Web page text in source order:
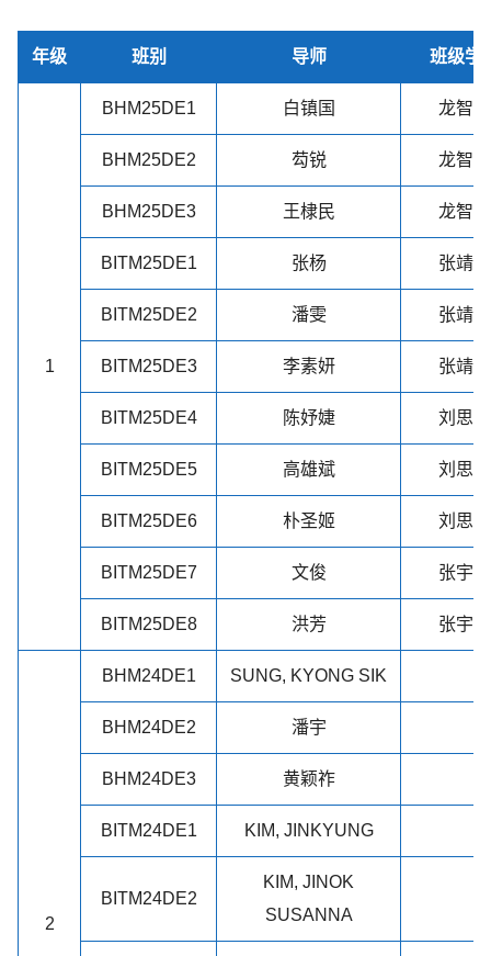
年级 班别 导师 班级学
1
BHM25DE1 白镇国 龙智骞
BHM25DE2 芶锐 龙智骞
BHM25DE3 王棣民 龙智骞
BITM25DE1 张杨 张靖松
BITM25DE2 潘雯 张靖松
BITM25DE3 李素妍 张靖松
BITM25DE4 陈妤婕 刘思凡
BITM25DE5 高雄斌 刘思凡
BITM25DE6 朴圣姬 刘思凡
BITM25DE7 文俊 张宇晴
BITM25DE8 洪芳 张宇晴
2
BHM24DE1 SUNG, KYONG SIK
BHM24DE2 潘宇
BHM24DE3 黄颖祚
BITM24DE1 KIM, JINKYUNG
BITM24DE2
KIM, JINOK
SUSANNA